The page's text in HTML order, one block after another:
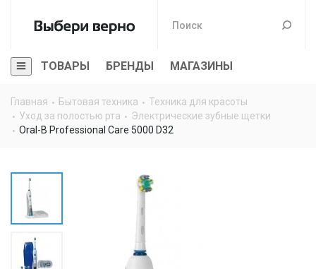
ТОВАРЫ БРЕНДЫ МАГАЗИНЫ
Главная Бытовая техника
Техника для красоты
Уход за полостью рта
Электрические зубные щетки
Oral-B Professional Care 5000 D32